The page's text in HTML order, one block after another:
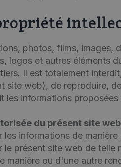
photos, films, images,
logos et autres éléments
Il est totalement
site web), de reproduire,
les informations
du présent site
les informations de manière
le présent site web de
manière ou d'une autre